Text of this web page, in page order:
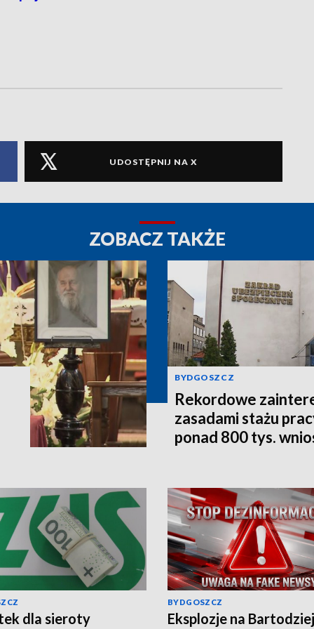
UDOSTĘPNIJ NA X
ZOBACZ TAKŻE
BYDGOSZCZ
Rekordowe
zasadami stażu
ponad 800 tys.
dla sieroty
BYDGOSZCZ
Eksplozje na